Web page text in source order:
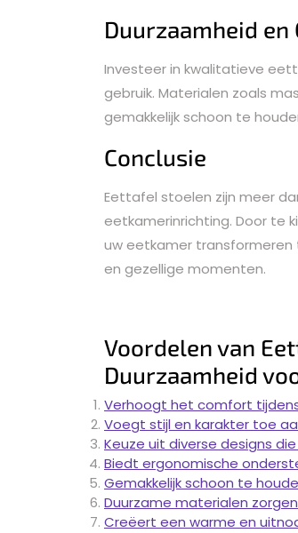
Duurzaamheid
Investeer in kwalitatieve
gebruik. Materialen zoals
gemakkelijk schoon te
Conclusie
Eettafel stoelen zijn meer
eetkamerinrichting. Door te
uw eetkamer transformeren
en gezellige momenten.
Voordelen van
Duurzaamheid
Verhoogt het comfort
Voegt stijl en karakter toe
Keuze uit diverse designs
Biedt ergonomische
Gemakkelijk schoon te
Duurzame materialen
Creëert een warme en